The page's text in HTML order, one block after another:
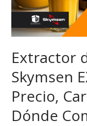
Extractor
Skymsen
Precio,
Dónde
Salvador:
Precio,
Características
y
Comprar